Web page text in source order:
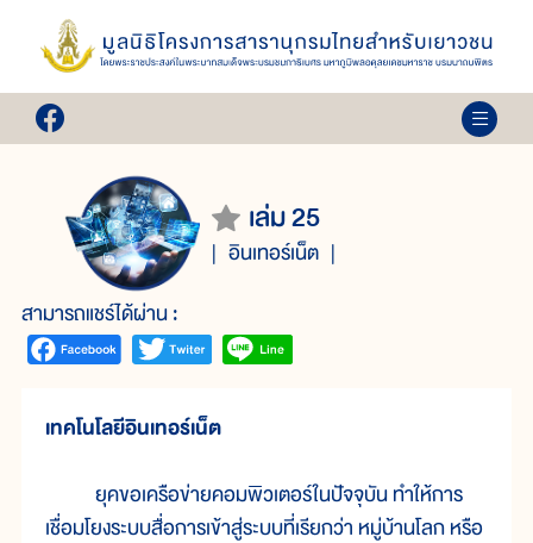
เล่ม 25
อินเทอร์เน็ต
สามารถแชร์ได้ผ่าน :
เทคโนโลยีอินเทอร์เน็ต
ยุคขอเครือข่ายคอมพิวเตอร์ในปัจจุบัน ทำให้การ
เชื่อมโยงระบบสื่อการเข้าสู่ระบบที่เรียกว่า หมู่บ้านโลก หรือ